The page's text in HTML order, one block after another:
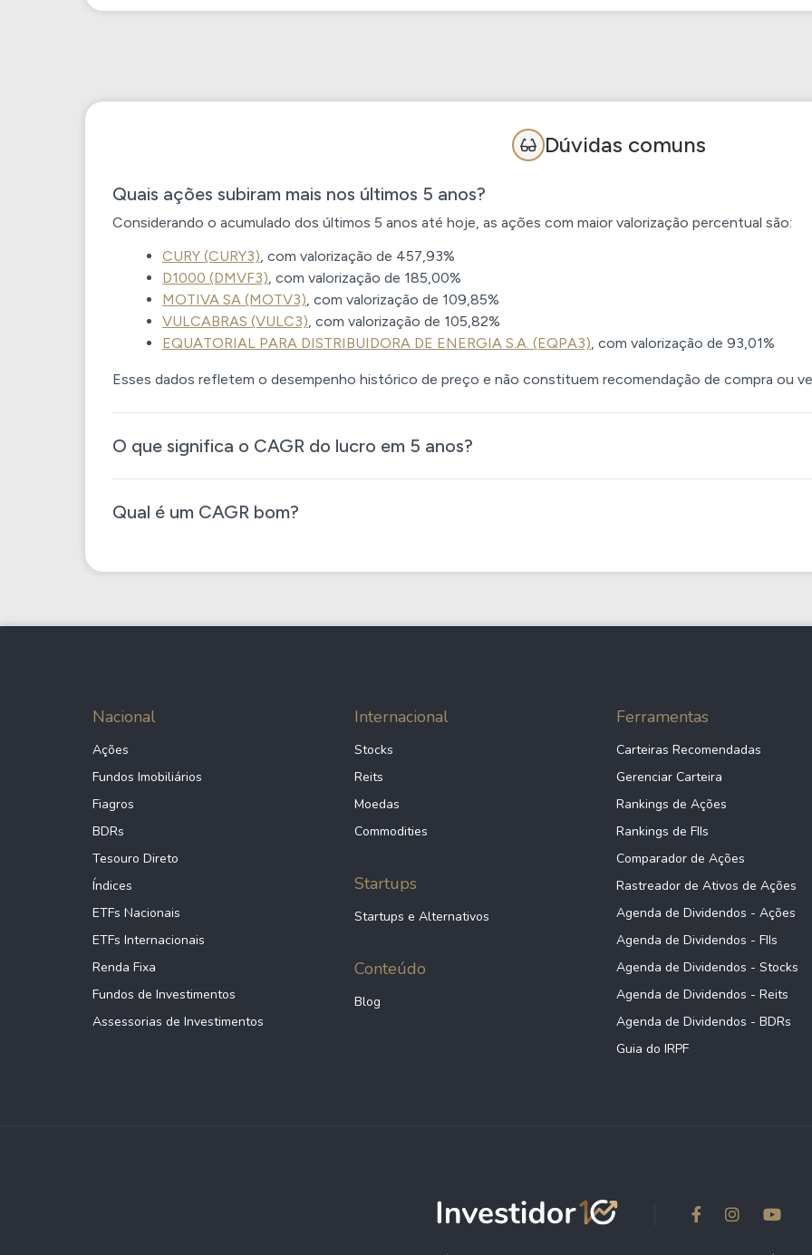
Dúvidas comuns
Quais ações subiram mais nos últimos 5 anos?
Considerando o acumulado dos últimos 5 anos até hoje, as ações com maior valorização percentual são:
CURY (CURY3), com valorização de 457,93%
D1000 (DMVF3), com valorização de 185,00%
MOTIVA SA (MOTV3), com valorização de 109,85%
VULCABRAS (VULC3), com valorização de 105,82%
EQUATORIAL PARA DISTRIBUIDORA DE ENERGIA S.A. (EQPA3), com valorização de 93,01%
Esses dados refletem o desempenho histórico de preço e não constituem recomendação de compra ou
O que significa o CAGR do lucro em 5 anos?
Qual é um CAGR bom?
Nacional
Ações
Fundos Imobiliários
Fiagros
BDRs
Tesouro Direto
Índices
ETFs Nacionais
ETFs Internacionais
Renda Fixa
Fundos de Investimentos
Assessorias de Investimentos
Internacional
Stocks
Reits
Moedas
Commodities
Startups
Startups e Alternativos
Conteúdo
Blog
Ferramentas
Carteiras Recomendadas
Gerenciar Carteira
Rankings de Ações
Rankings de FIIs
Comparador de Ações
Rastreador de Ativos de Ações
Agenda de Dividendos - Ações
Agenda de Dividendos - FIIs
Agenda de Dividendos - Stocks
Agenda de Dividendos - Reits
Agenda de Dividendos - BDRs
Guia do IRPF